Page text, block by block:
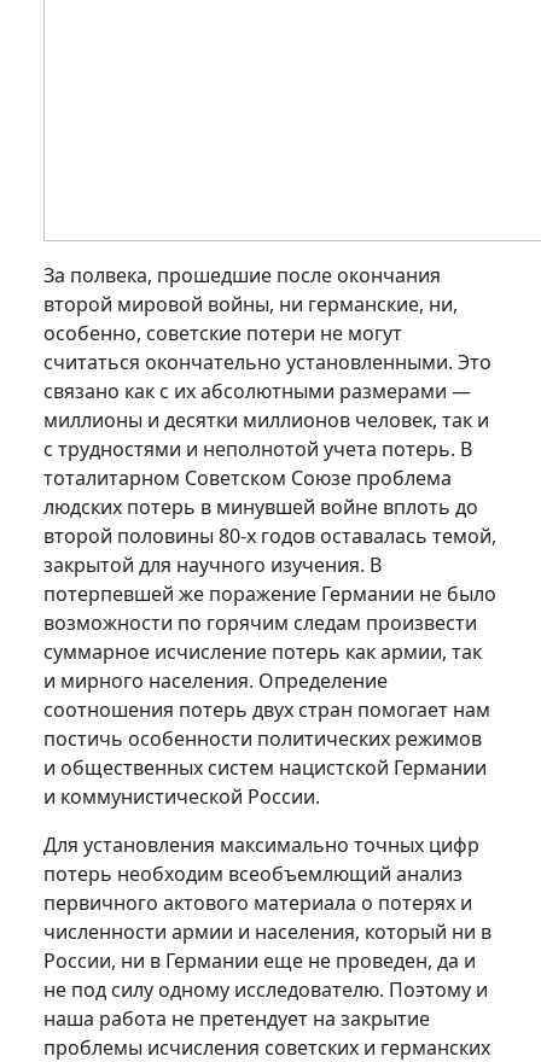
За полвека, прошедшие после окончания
второй мировой войны, ни германские, ни,
особенно, советские потери не могут
считаться окончательно установленными. Это
связано как с их абсолютными размерами —
миллионы и десятки миллионов человек, так и
с трудностями и неполнотой учета потерь. В
тоталитарном Советском Союзе проблема
людских потерь в минувшей войне вплоть до
второй половины 80-х годов оставалась темой,
закрытой для научного изучения. В
потерпевшей же поражение Германии не было
возможности по горячим следам произвести
суммарное исчисление потерь как армии, так
и мирного населения. Определение
соотношения потерь двух стран помогает нам
постичь особенности политических режимов
и общественных систем нацистской Германии
и коммунистической России.
Для установления максимально точных цифр
потерь необходим всеобъемлющий анализ
первичного актового материала о потерях и
численности армии и населения, который ни в
России, ни в Германии еще не проведен, да и
не под силу одному исследователю. Поэтому и
наша работа не претендует на закрытие
проблемы исчисления советских и германских